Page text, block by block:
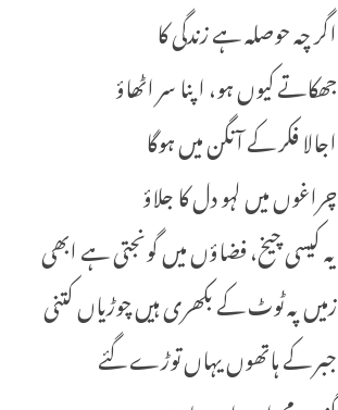
اگر چہ حوصلہ ہے زندگی کا
جھکاتے کیوں ہو، اپنا سر اٹھاؤ
اجالا فکر کے آنگن میں ہوگا
چراغوں میں لہو دل کا جلاؤ
یہ کیسی چیخ، فضاؤں میں گونجتی ہے ابھی
زمیں پہ ٹوٹ کے بکھری ہیں چوڑیاں کتنی
جبر کے ہاتھوں یہاں توڑے گئے